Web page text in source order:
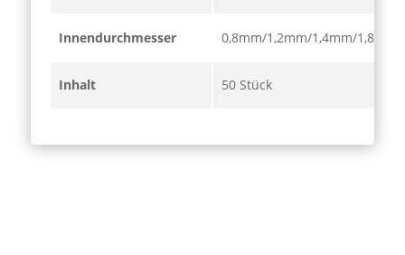
Innendurchmesser 0,8mm/1,2mm/1,4mm/1,8mm
Inhalt 50 Stück